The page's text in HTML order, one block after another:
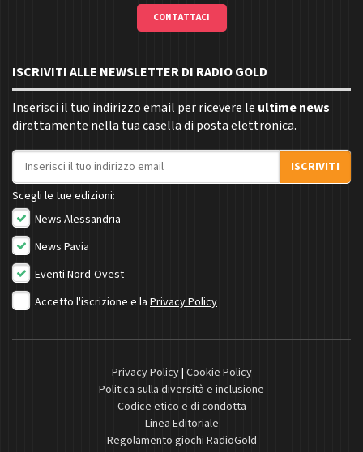
CONTATTACI
ISCRIVITI ALLE NEWSLETTER DI RADIO GOLD
Inserisci il tuo indirizzo email per ricevere le ultime news
direttamente nella tua casella di posta elettronica.
Indirizzo email
ISCRIVITI
Scegli le tue edizioni:
News Alessandria
News Pavia
Eventi Nord-Ovest
Accetto l'iscrizione e la Privacy Policy
Privacy Policy| Cookie Policy
Politica sulla diversità e inclusione
Codice etico e di condotta
Linea Editoriale
Regolamento giochi RadioGold